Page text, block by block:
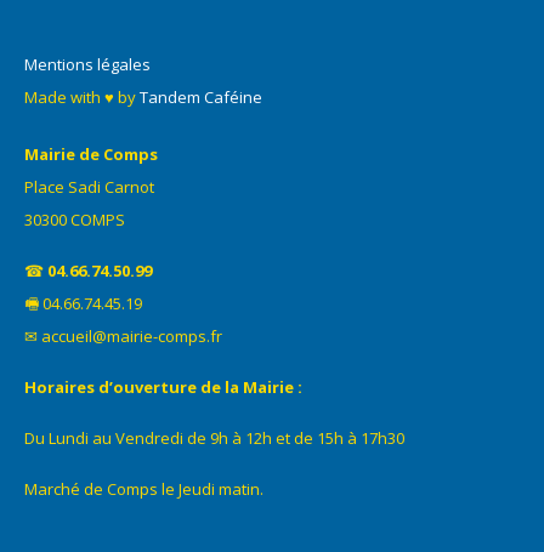
Mentions légales
Made with ♥ byTandem Caféine
Mairie de Comps
Place Sadi Carnot
30300 COMPS
☎ 04.66.74.50.99
🖷 04.66.74.45.19
✉ accueil@mairie-comps.fr
Horaires d’ouverture de la Mairie :
Du Lundi au Vendredi de 9h à 12h et de 15h à 17h30
Marché de Comps le Jeudi matin.